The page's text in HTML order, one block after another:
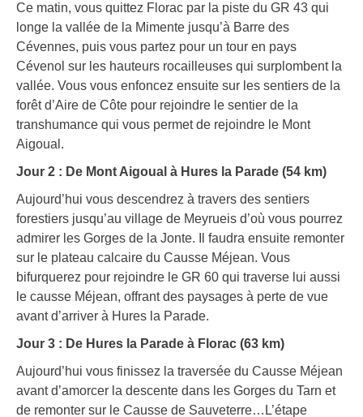
Ce matin, vous quittez Florac par la piste du GR 43 qui
longe la vallée de la Mimente jusqu’à Barre des
Cévennes, puis vous partez pour un tour en pays
Cévenol sur les hauteurs rocailleuses qui surplombent la
vallée. Vous vous enfoncez ensuite sur les sentiers de la
forêt d’Aire de Côte pour rejoindre le sentier de la
transhumance qui vous permet de rejoindre le Mont
Aigoual.
Jour 2 : De Mont Aigoual à Hures la Parade (54 km)
Aujourd’hui vous descendrez à travers des sentiers
forestiers jusqu’au village de Meyrueis d’où vous pourrez
admirer les Gorges de la Jonte. Il faudra ensuite remonter
sur le plateau calcaire du Causse Méjean. Vous
bifurquerez pour rejoindre le GR 60 qui traverse lui aussi
le causse Méjean, offrant des paysages à perte de vue
avant d’arriver à Hures la Parade.
Jour 3 : De Hures la Parade à Florac (63 km)
Aujourd’hui vous finissez la traversée du Causse Méjean
avant d’amorcer la descente dans les Gorges du Tarn et
de remonter sur le Causse de Sauveterre…L’étape